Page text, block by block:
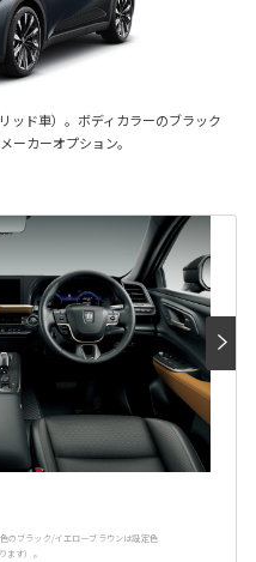
ッド車）。ボディカラーのブラック
ーカーオプション。
のブラック/イエローブラウンは設定色
ます）。